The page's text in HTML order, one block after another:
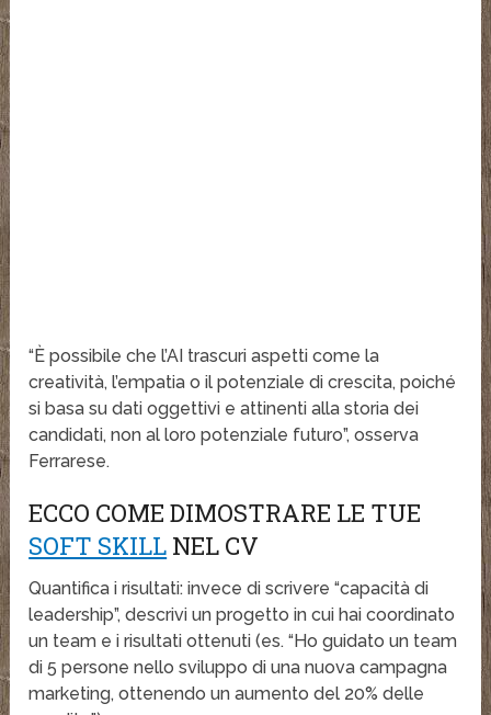
“È possibile che l’AI trascuri aspetti come la
creatività, l’empatia o il potenziale di crescita, poiché
si basa su dati oggettivi e attinenti alla storia dei
candidati, non al loro potenziale futuro”, osserva
Ferrarese.
ECCO COME DIMOSTRARE LE TUE
SOFT SKILL NEL CV
Quantifica i risultati: invece di scrivere “capacità di
leadership”, descrivi un progetto in cui hai coordinato
un team e i risultati ottenuti (es. “Ho guidato un team
di 5 persone nello sviluppo di una nuova campagna
marketing, ottenendo un aumento del 20% delle